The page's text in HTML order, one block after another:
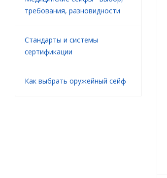
требования, разновидности
Стандарты и системы
сертификации
Как выбрать оружейный сейф